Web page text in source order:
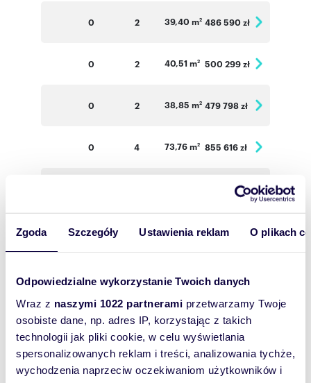
Zgoda Szczegóły Ustawienia reklam O plikach
Odpowiedzialne wykorzystanie Twoich danych
Wraz z naszymi 1022 partnerami przetwarzamy Twoje
osobiste dane, np. adres IP, korzystając z takich
technologii jak pliki cookie, w celu wyświetlania
spersonalizowanych reklam i treści, analizowania tychże,
wychodzenia naprzeciw oczekiwaniom użytkowników i
0 2 39,40 m2 486 590 zł
0 2 40,51 m2 500 299 zł
0 2 38,85 m2 479 798 zł
0 4 73,76 m2 855 616 zł
647 366 zł
0 2 37,91 m 475 771 zł
73,50 m 867 300 zł
1 3 54,22 m2 653 351 zł